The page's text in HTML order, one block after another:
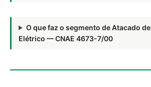
O que faz o segmento de Atacado
Elétrico — CNAE 4673-7/00